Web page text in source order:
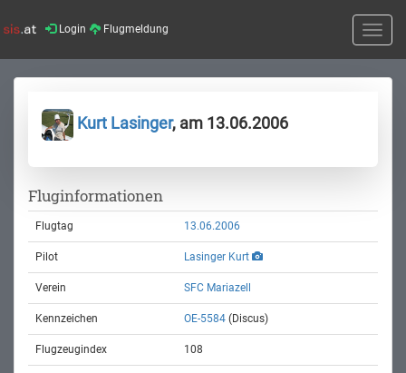
Login Flugmeldung
Toggle
Kurt Lasinger, am 13.06.2006
Fluginformationen
Flugtag 13.06.2006
Pilot Lasinger Kurt
Verein SFC Mariazell
Kennzeichen OE-5584 (Discus)
Flugzeugindex 108